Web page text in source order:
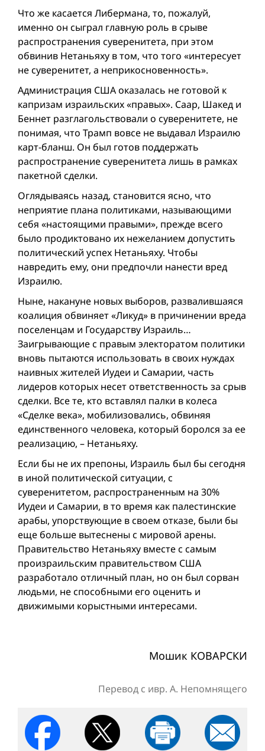
Что же касается Либермана, то, пожалуй,
именно он сыграл главную роль в срыве
распространения суверенитета, при этом
обвинив Нетаньяху в том, что того «интересует
не суверенитет, а неприкосновенность».
Администрация США оказалась не готовой к
капризам израильских «правых». Саар, Шакед и
Беннет разглагольствовали о суверенитете, не
понимая, что Трамп вовсе не выдавал Израилю
карт-бланш. Он был готов поддержать
распространение суверенитета лишь в рамках
пакетной сделки.
Оглядываясь назад, становится ясно, что
неприятие плана политиками, называющими
себя «настоящими правыми», прежде всего
было продиктовано их нежеланием допустить
политический успех Нетаньяху. Чтобы
навредить ему, они предпочли нанести вред
Израилю.
Ныне, накануне новых выборов, развалившаяся
коалиция обвиняет «Ликуд» в причинении вреда
поселенцам и Государству Израиль…
Заигрывающие с правым электоратом политики
вновь пытаются использовать в своих нуждах
наивных жителей Иудеи и Самарии, часть
лидеров которых несет ответственность за срыв
сделки. Все те, кто вставлял палки в колеса
«Сделке века», мобилизовались, обвиняя
единственного человека, который боролся за ее
реализацию, – Нетаньяху.
Если бы не их препоны, Израиль был бы сегодня
в иной политической ситуации, с
суверенитетом, распространенным на 30%
Иудеи и Самарии, в то время как палестинские
арабы, упорствующие в своем отказе, были бы
еще больше вытеснены с мировой арены.
Правительство Нетаньяху вместе с самым
произраильским правительством США
разработало отличный план, но он был сорван
людьми, не способными его оценить и
движимыми корыстными интересами.
Мошик КОВАРСКИ
Перевод с ивр. А. Непомнящего